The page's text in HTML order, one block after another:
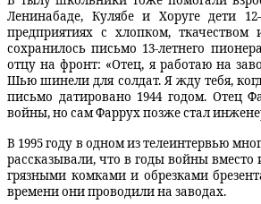
Ленинабаде, Кулябе и Хоруге дети
предприятиях с хлопком,
сохранилось письмо 13-летнего
отцу на фронт: «Отец, я работаю на
Шью шинели для солдат. Я жду тебя,
письмо датировано 1944 годом. Отец
войны, но сам Фаррух позже стал
В 1995 году в одном из телеинтервью
рассказывали, что в годы войны вместо
грязными комками и обрезками
времени они проводили на заводах.